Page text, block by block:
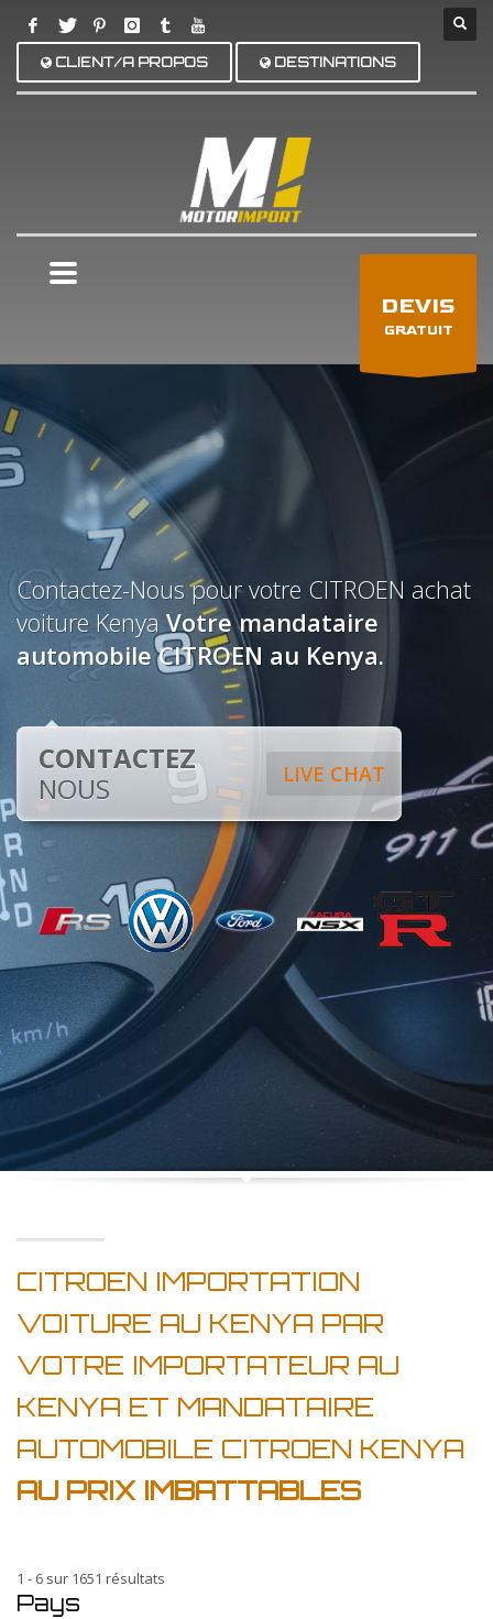
CLIENT/A PROPOS DESTINATIONS
DEVIS
GRATUIT
Contactez-Nous pour votre CITROEN achat
voiture Kenya Votre mandataire
automobile CITROEN au Kenya.
LIVE CHAT
CONTACTEZ
NOUS
CITROEN IMPORTATION
VOITURE AU KENYA PAR
VOTRE IMPORTATEUR AU
KENYA ET MANDATAIRE
AUTOMOBILE CITROEN KENYA
AU PRIX IMBATTABLES
1 - 6 sur 1651 résultats
Pays